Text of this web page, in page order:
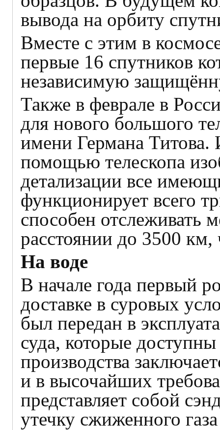
вывода на орбиту
Вместе с этим в
первые 16 спутников
независимую
Также в феврале в
для нового большого
имени Германа Титова.
помощью телескопа
детализации все
функционирует всего
способен отслеживать
расстоянии до 3500
На воде
В начале года первый
доставке в суровых
был передан в
суда, которые
производства
и в высочайших
представляет собой
утечку сжиженного